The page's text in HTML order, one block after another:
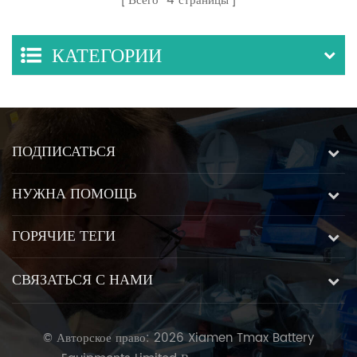
комплектом форм для
горячего прессования
КАТЕГОРИИ
ПОДПИСАТЬСЯ
НУЖНА ПОМОЩЬ
ГОРЯЧИЕ ТЕГИ
СВЯЗАТЬСЯ С НАМИ
© Авторское право: 2026 Xiamen Tmax Battery